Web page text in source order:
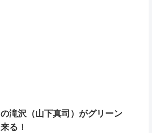
滝沢（山下真司）がグリーン
る！